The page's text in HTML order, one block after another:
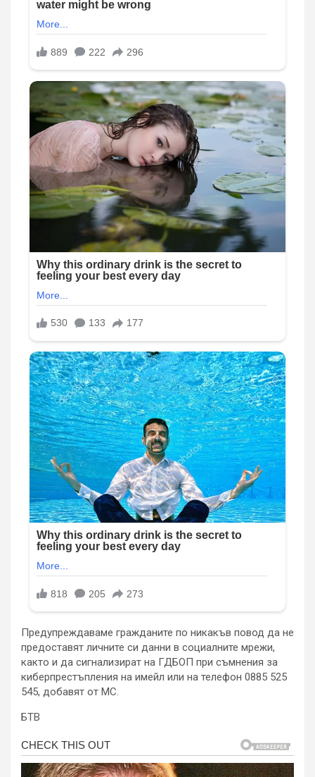
Предупреждаваме гражданите по никакъв повод да не
предоставят личните си данни в социалните мрежи,
както и да сигнализират на ГДБОП при съмнения за
киберпрестъпления на имейл или на телефон 0885 525
545, добавят от МС.
БТВ